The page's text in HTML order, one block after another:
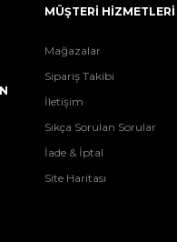
MÜŞTERİ HİZMETLERİ
Mağazalar
Sipariş Takibi
İletişim
Sıkça Sorulan Sorular
İade & İptal
Site Haritası